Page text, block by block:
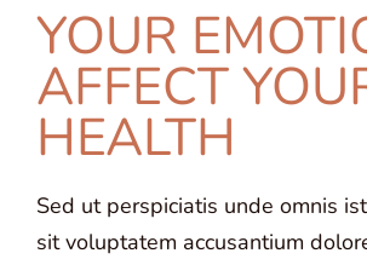
YOUR
AFFECT
HEALTH
Sed ut perspiciatis unde omnis
sit voluptatem accusantium